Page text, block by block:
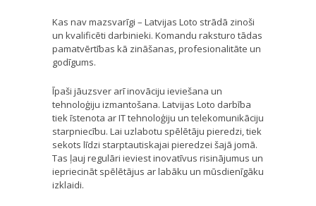
Kas nav mazsvarīgi – Latvijas Loto strādā zinoši
un kvalificēti darbinieki. Komandu raksturo tādas
pamatvērtības kā zināšanas, profesionalitāte un
godīgums.
Īpaši jāuzsver arī inovāciju ieviešana un
tehnoloģiju izmantošana. Latvijas Loto darbība
tiek īstenota ar IT tehnoloģiju un telekomunikāciju
starpniecību. Lai uzlabotu spēlētāju pieredzi, tiek
sekots līdzi starptautiskajai pieredzei šajā jomā.
Tas ļauj regulāri ieviest inovatīvus risinājumus un
iepriecināt spēlētājus ar labāku un mūsdienīgāku
izklaidi.